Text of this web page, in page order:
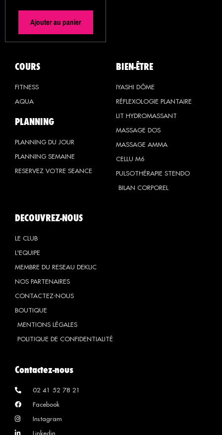
Ajouter au panier
COURS
FITNESS
AQUA
PLANNING
PLANNING DU JOUR
PLANNING SEMAINE
RESERVEZ VOTRE SEANCE
BIEN-ÊTRE
IYASHI DÔME
RÉFLEXOLOGIE PLANTAIRE
LIT HYDROMASSANT
MASSAGE DOS
MASSAGE AMMA
CELLU M6
PULSOTHÉRAPIE STENDO
BILAN CORPOREL
DECOUVREZ-NOUS
LE CLUB
L'EQUIPE
MEMBRE DU RESEAU DEKLIC
NOS PARTENAIRES
CONTACTEZ-NOUS
BOUTIQUE
MENTIONS LÉGALES
POLITIQUE DE CONFIDENTIALITÉ
Contactez-nous
02 41 52 78 21
Facebook
Instagram
Linkedin